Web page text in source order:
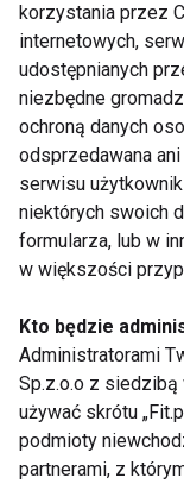
które pomagają
najważniejszy
Śliwowski, CEO
Dostarczane
systemy
do
narzędzi
utrzymanie
FIT BIZ
korzystania przez
internetowych,
udostępnianych
niezbędne
ochroną danych
odsprzedawana
serwisu
niektórych swoich
formularza, lub w
w większości
Kto będzie
Administratorami
Sp.z.o.o z siedzibą
używać skrótu
podmioty
partnerami, z